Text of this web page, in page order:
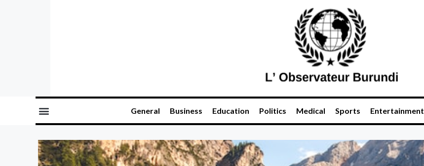
General Business Education Politics Medical Sports Entertainment